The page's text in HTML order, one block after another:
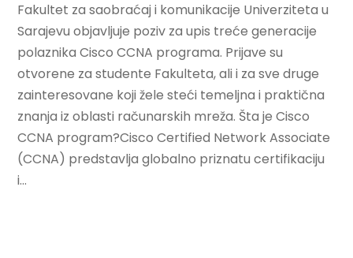
Fakultet za saobraćaj i komunikacije Univerziteta u
Sarajevu objavljuje poziv za upis treće generacije
polaznika Cisco CCNA programa. Prijave su
otvorene za studente Fakulteta, ali i za sve druge
zainteresovane koji žele steći temeljna i praktična
znanja iz oblasti računarskih mreža. Šta je Cisco
CCNA program?Cisco Certified Network Associate
(CCNA) predstavlja globalno priznatu certifikaciju
i...